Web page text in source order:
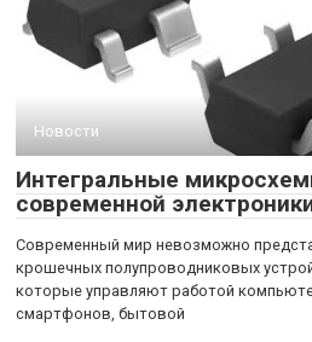
Новости
Интегральные
современной
Современный мир невозможно
крошечных полупроводниковых
которые управляют работой
смартфонов, бытовой